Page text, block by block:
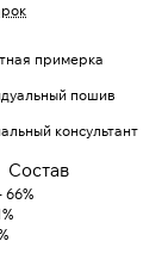
примерка
пошив
консультант
Состав
66%